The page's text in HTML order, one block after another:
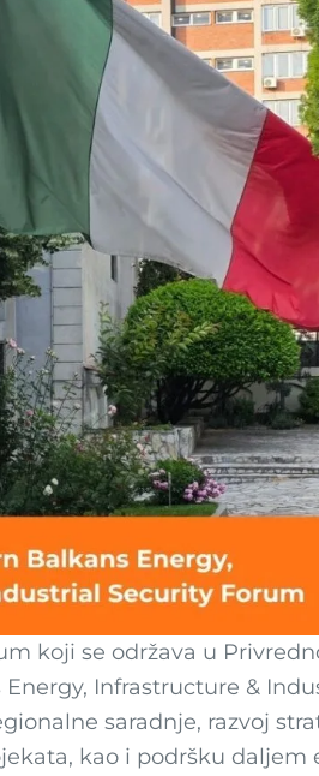
koji se održava u
Energy, Infrastructure &
saradnje, razvoj
kao i podršku daljem